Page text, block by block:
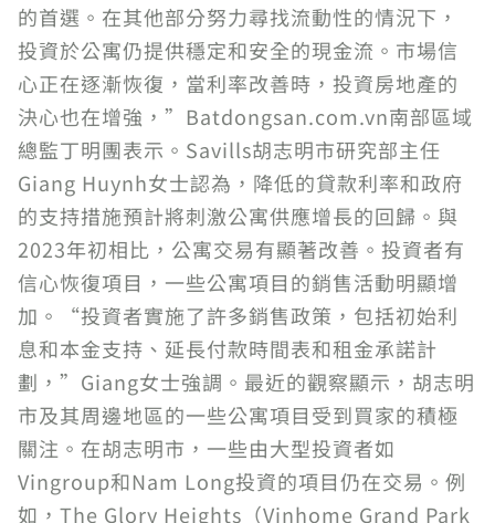
的首選。在其他部分努力尋找流動性的情況下，
投資於公寓仍提供穩定和安全的現金流。市場信
心正在逐漸恢復，當利率改善時，投資房地產的
決心也在增強，”Batdongsan.com.vn南部區域
總監丁明團表示。Savills胡志明市研究部主任
Giang Huynh女士認為，降低的貸款利率和政府
的支持措施預計將刺激公寓供應增長的回歸。與
2023年初相比，公寓交易有顯著改善。投資者有
信心恢復項目，一些公寓項目的銷售活動明顯增
加。“投資者實施了許多銷售政策，包括初始利
息和本金支持、延長付款時間表和租金承諾計
劃，”Giang女士強調。最近的觀察顯示，胡志明
市及其周邊地區的一些公寓項目受到買家的積極
關注。在胡志明市，一些由大型投資者如
Vingroup和Nam Long投資的項目仍在交易。例
如，The Glory Heights（Vinhome Grand Park